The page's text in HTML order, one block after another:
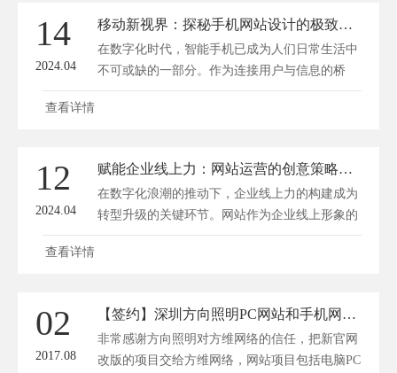
一、了解移动设备特性，把握设计方向 1. 屏幕
尺寸多样：相较...
14
2024.04
移动新视界：探秘手机网站设计的极致美学
在数字化时代，智能手机已成为人们日常生活中
不可或缺的一部分。作为连接用户与信息的桥
梁，手机网站设计的重要性不言而喻。它不仅关
一、简约至上，大道至简 在设计手机网站时，
简约风格已成为主流。...
查看详情
12
2024.04
赋能企业线上力：网站运营的创意策略与实践路径
在数字化浪潮的推动下，企业线上力的构建成为
转型升级的关键环节。网站作为企业线上形象的
重要载体，其运营效果直接影响着企业的市场竞
确，凸显特色 企业网站运营首先要明确自身定
位，针对目标用...
查看详情
02
2017.08
【签约】深圳方向照明PC网站和手机网站设计项目
非常感谢方向照明对方维网络的信任，把新官网
改版的项目交给方维网络，网站项目包括电脑PC